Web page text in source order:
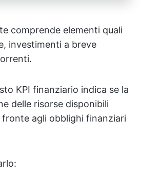
comprende elementi quali
investimenti a breve
KPI finanziario indica se la
delle risorse disponibili
agli obblighi finanziari